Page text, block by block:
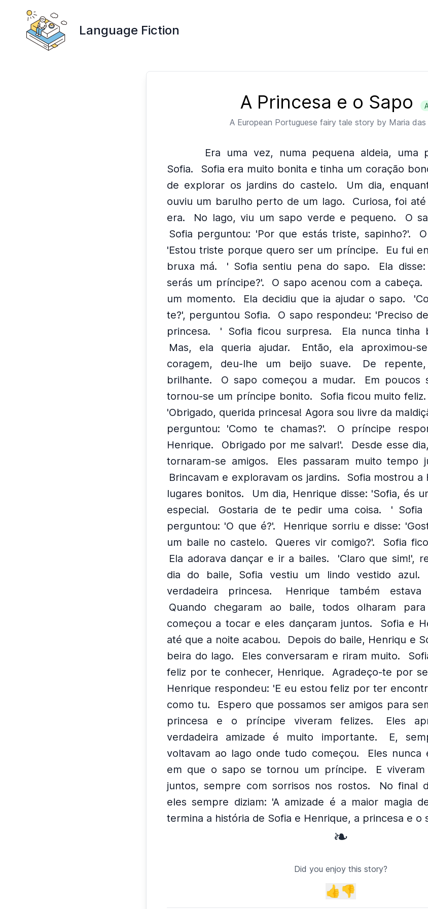
Language Fiction
A Princesa e o Sapo
A European Portuguese fairy tale story by Maria
Era uma vez, numa pequena aldeia, uma
Sofia.
Sofia era muito bonita e tinha um coração
de explorar os jardins do castelo.
Um dia,
ouviu um barulho perto de um lago.
Curiosa, foi
era.
No lago, viu um sapo verde e pequeno.
O
Sofia perguntou: 'Por que estás triste, sapinho?'.
'Estou triste porque quero ser um príncipe.
Eu fui
bruxa má.
' Sofia sentiu pena do sapo.
Ela
serás um príncipe?'.
O sapo acenou com a cabeça.
um momento.
Ela decidiu que ia ajudar o sapo.
te?', perguntou Sofia.
O sapo respondeu: 'Preciso
princesa.
' Sofia ficou surpresa.
Ela nunca tinha
Mas, ela queria ajudar.
Então, ela aproximou-
coragem, deu-lhe um beijo suave.
De
brilhante.
O sapo começou a mudar.
Em poucos
tornou-se um príncipe bonito.
Sofia ficou muito feliz.
'Obrigado, querida princesa! Agora sou livre da
perguntou: 'Como te chamas?'.
O príncipe
Henrique.
Obrigado por me salvar!'.
Desde esse
tornaram-se amigos.
Eles passaram muito tempo
Brincavam e exploravam os jardins.
Sofia mostrou a
lugares bonitos.
Um dia, Henrique disse: 'Sofia, és
especial.
Gostaria de te pedir uma coisa.
' Sofia
perguntou: 'O que é?'.
Henrique sorriu e disse:
um baile no castelo.
Queres vir comigo?'.
Sofia
Ela adorava dançar e ir a bailes.
'Claro que sim!',
dia do baile, Sofia vestiu um lindo vestido azul.
verdadeira princesa.
Henrique também
Quando chegaram ao baile, todos olharam
começou a tocar e eles dançaram juntos.
Sofia e
até que a noite acabou.
Depois do baile, Henriqu e
beira do lago.
Eles conversaram e riram muito.
feliz por te conhecer, Henrique.
Agradeço-te por
Henrique respondeu: 'E eu estou feliz por ter
como tu.
Espero que possamos ser amigos para
princesa e o príncipe viveram felizes.
Eles
verdadeira amizade é muito importante.
E,
voltavam ao lago onde tudo começou.
Eles nunca
em que o sapo se tornou um príncipe.
E
juntos, sempre com sorrisos nos rostos.
No final
eles sempre diziam: 'A amizade é a maior magia
termina a história de Sofia e Henrique, a princesa e o
❧
Did you enjoy this story?
👍👎